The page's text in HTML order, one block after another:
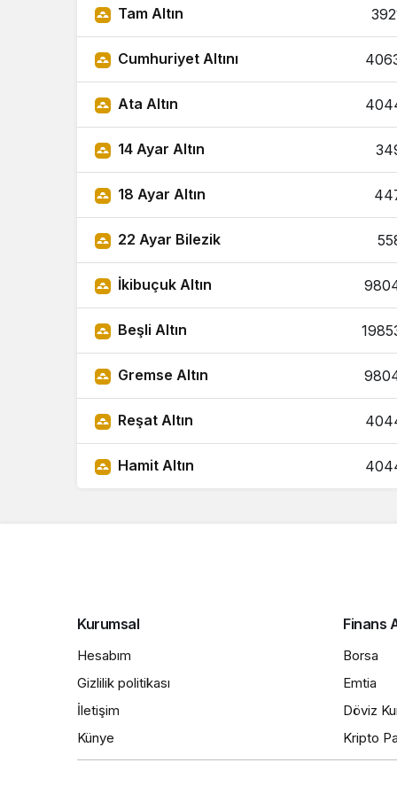
Tam Altın
Cumhuriyet Altını
Ata Altın
14 Ayar Altın
18 Ayar Altın
22 Ayar Bilezik
İkibuçuk Altın
Beşli Altın
Gremse Altın
Reşat Altın
Hamit Altın
Kurumsal
Hesabım
Gizlilik politikası
İletişim
Künye
Finans
Borsa
Emtia
Döviz
Kripto